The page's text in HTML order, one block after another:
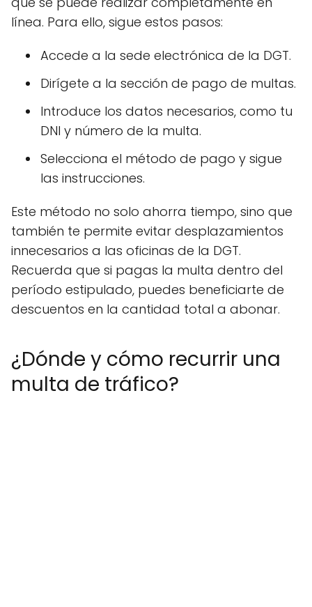
línea. Para ello, sigue estos pasos:
Accede a la sede electrónica de la DGT.
Dirígete a la sección de pago de multas.
Introduce los datos necesarios, como tu
DNI y número de la multa.
Selecciona el método de pago y sigue
las instrucciones.
Este método no solo ahorra tiempo, sino que
también te permite evitar desplazamientos
innecesarios a las oficinas de la DGT.
Recuerda que si pagas la multa dentro del
período estipulado, puedes beneficiarte de
descuentos en la cantidad total a abonar.
¿Dónde y cómo recurrir una
multa de tráfico?